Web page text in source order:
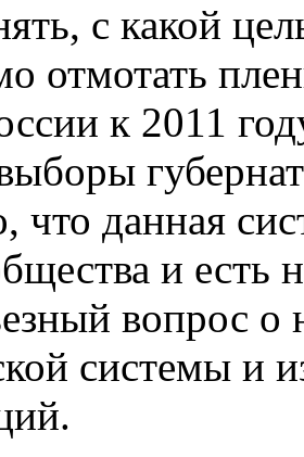
с какой
отмотать
к 2011
что данная
и есть
вопрос
системы и